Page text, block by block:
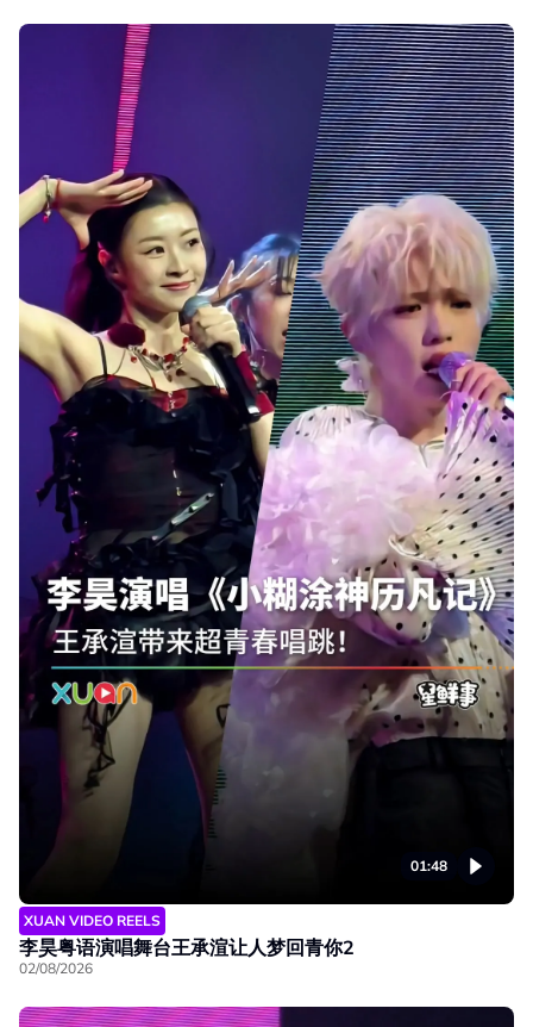
01:48
XUAN VIDEO REELS
李昊粤语演唱舞台王承渲让人梦回青你2
02/08/2026